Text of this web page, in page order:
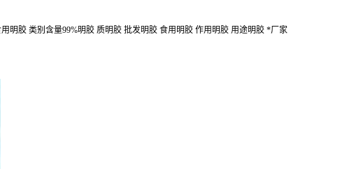
明胶 类别含量99%明胶 质明胶 批发明胶 食用明胶 作用明胶 用途明胶 *厂家